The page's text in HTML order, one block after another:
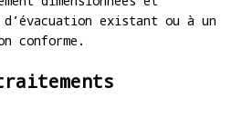
d’évacuation existant ou à un
conforme.